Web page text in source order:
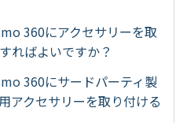
360にアクセサリーを取
ればよいですか？
360にサードパーティ製
アクセサリーを取り付ける